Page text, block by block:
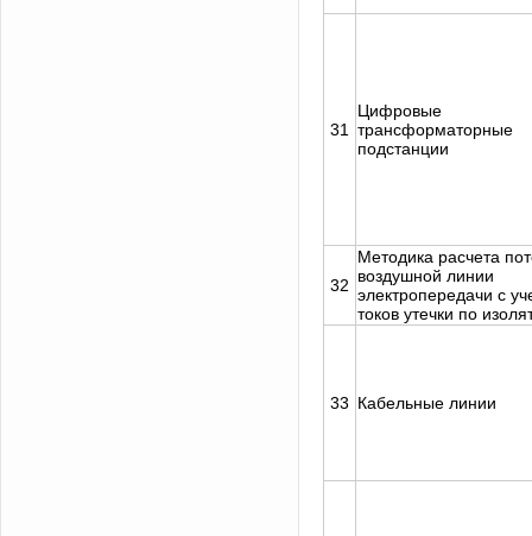
31
Цифровые
трансформаторные
подстанции
32
Методика расчета
воздушной линии
электропередачи с
токов утечки по
33 Кабельные линии